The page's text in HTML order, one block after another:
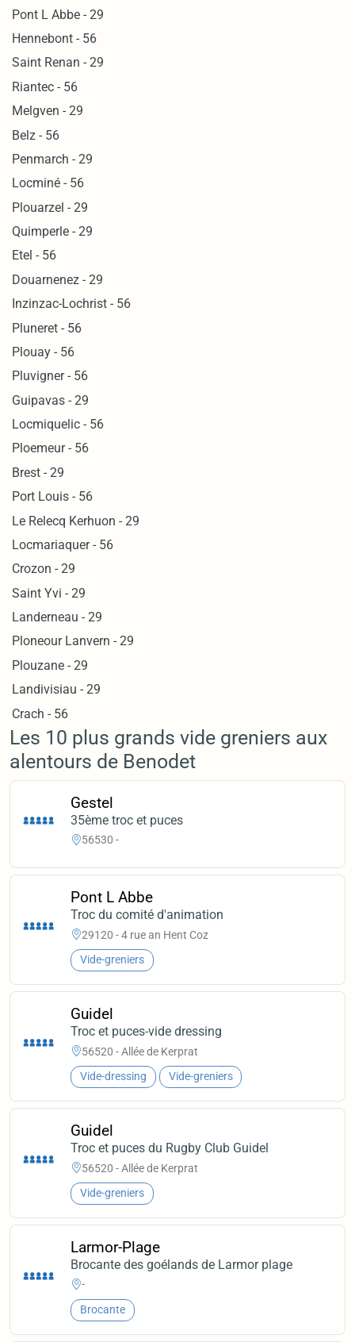
Pont L Abbe - 29
Hennebont - 56
Saint Renan - 29
Riantec - 56
Melgven - 29
Belz - 56
Penmarch - 29
Locminé - 56
Plouarzel - 29
Quimperle - 29
Etel - 56
Douarnenez - 29
Inzinzac-Lochrist - 56
Pluneret - 56
Plouay - 56
Pluvigner - 56
Guipavas - 29
Locmiquelic - 56
Ploemeur - 56
Brest - 29
Port Louis - 56
Le Relecq Kerhuon - 29
Locmariaquer - 56
Crozon - 29
Saint Yvi - 29
Landerneau - 29
Ploneour Lanvern - 29
Plouzane - 29
Landivisiau - 29
Crach - 56
Les 10 plus grands vide greniers aux
alentours de Benodet
Gestel
35ème troc et puces
56530 -
Pont L Abbe
Troc du comité d'animation
29120 - 4 rue an Hent Coz
Vide-greniers
Guidel
Troc et puces-vide dressing
56520 - Allée de Kerprat
Vide-dressing Vide-greniers
Guidel
Troc et puces du Rugby Club Guidel
56520 - Allée de Kerprat
Vide-greniers
Larmor-Plage
Brocante des goélands de Larmor plage
-
Brocante